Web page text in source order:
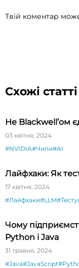
Твій коментар
Схожі статті
Не Blackwell’ом
03 квітня, 2024
#NVIDIA#Чипи#AI
Лайфхаки: Як
17 квітня, 2024
#Лайфхаки#LLM
Чому
Python і Java
31 травня, 2024
#Java#JavaScript